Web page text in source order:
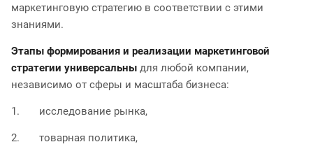
маркетинговую стратегию в соответствии с этими
знаниями.
Этапы формирования и реализации маркетинговой
стратегии универсальны для любой компании,
независимо от сферы и масштаба бизнеса:
1. исследование рынка,
2. товарная политика,